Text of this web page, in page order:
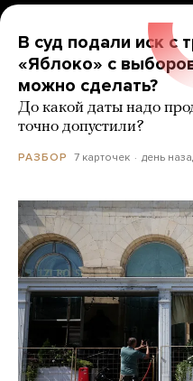
В суд подали иск с
«Яблоко» с
можно сделать?
До какой даты надо
точно допустили?
РАЗБОР 7 карточек день